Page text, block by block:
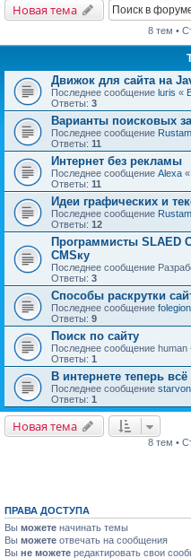
Новая тема
8 тем •
Движок для сайта на
Последнее сообщение luris «
Ответы: 3
Варианты поисковых
Последнее сообщение Rustam
Ответы: 11
Интернет без рекламы
Последнее сообщение Alexa «
Ответы: 11
Идеи графических и
Последнее сообщение Rustam
Ответы: 12
Программисты SLAED
CMSку
Последнее сообщение
Ответы: 3
Способы раскрутки
Последнее сообщение folegion
Ответы: 9
Поиск по сайту
Последнее сообщение human
Ответы: 1
В интернете теперь всё
Последнее сообщение
Ответы: 1
Новая тема
8 тем •
ПРАВА ДОСТУПА
Вы можете начинать темы
Вы можете отвечать на сообщения
Вы не можете редактировать свои